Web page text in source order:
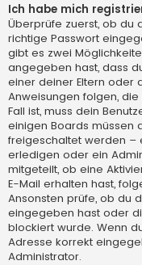
Ich habe mich
Überprüfe zuerst, ob du
richtige Passwort
gibt es zwei
angegeben hast, dass
einer deiner Eltern oder
Anweisungen folgen,
Fall ist, muss dein
einigen Boards müssen
freigeschaltet werden –
erledigen oder ein
mitgeteilt, ob eine
E-Mail erhalten hast,
Ansonsten prüfe, ob du
eingegeben hast oder
blockiert wurde. Wenn
Adresse korrekt
Administrator.